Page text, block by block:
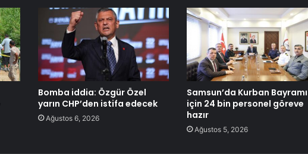
Bomba iddia: Özgür Özel
yarın CHP’den istifa edecek
Ağustos 6, 2026
Samsun’da Kurban Bayramı
için 24 bin personel göreve
hazır
Ağustos 5, 2026